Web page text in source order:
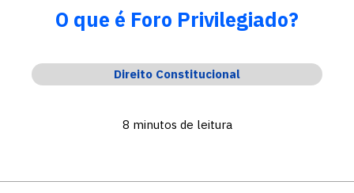
O que é Foro Privilegiado?
Direito Constitucional
8 minutos de leitura